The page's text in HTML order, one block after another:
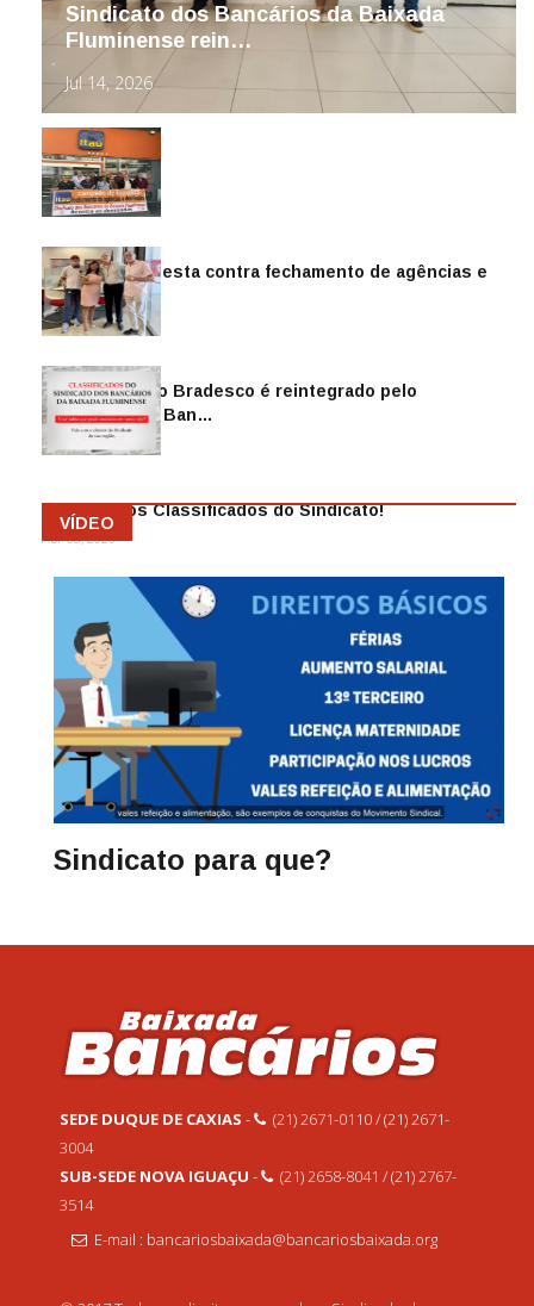
Sindicato dos Bancários da Baixada
Fluminense rein…
Jul 14, 2026
Sindicato protesta contra fechamento de agências e
as demiss…
Mai 13, 2026
Funcionário do Bradesco é reintegrado pelo
Sindicato dos Ban…
Abr 08, 2026
Anuncie nos Classificados do Sindicato!
Abr 08, 2026
VÍDEO
Sindicato para que?
SEDE DUQUE DE CAXIAS -
(21) 2671-0110 / (21) 2671-
3004
SUB-SEDE NOVA IGUAÇU -
(21) 2658-8041 / (21) 2767-
3514
E-mail : bancariosbaixada@bancariosbaixada.org